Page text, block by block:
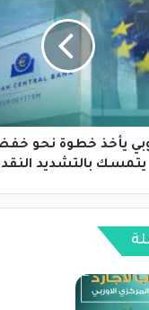
يأخذ خطوة نحو
يتمسك بالتشديد